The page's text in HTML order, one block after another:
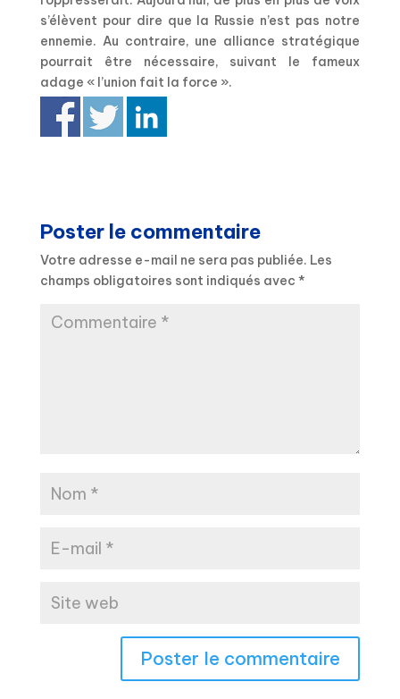
s’élèvent pour dire que la Russie n’est pas notre
ennemie. Au contraire, une alliance stratégique
pourrait être nécessaire, suivant le fameux
adage « l’union fait la force ».
Poster le commentaire
Votre adresse e-mail ne sera pas publiée. Les
champs obligatoires sont indiqués avec *